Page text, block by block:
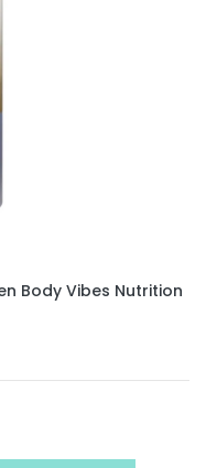
Body Vibes Nutrition